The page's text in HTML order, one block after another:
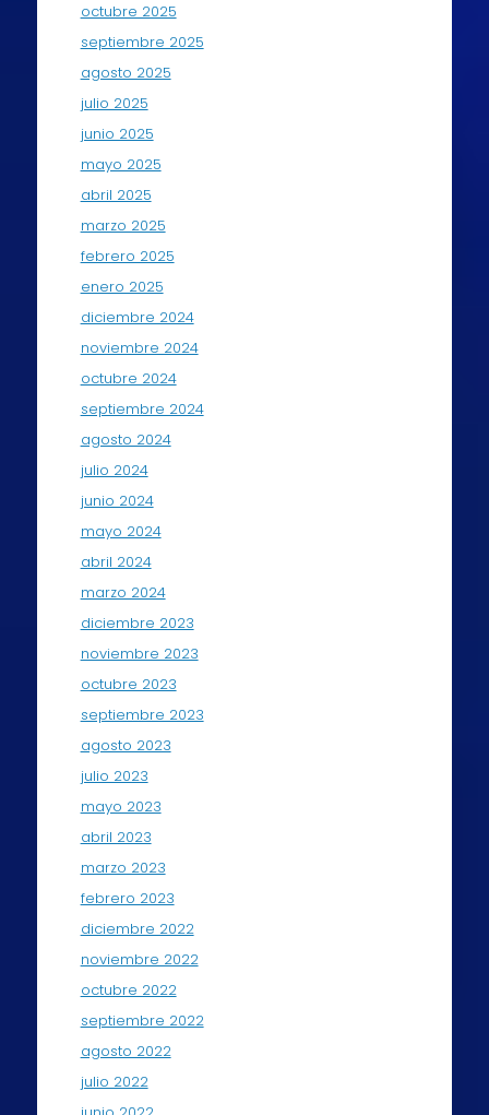
octubre 2025
septiembre 2025
agosto 2025
julio 2025
junio 2025
mayo 2025
abril 2025
marzo 2025
febrero 2025
enero 2025
diciembre 2024
noviembre 2024
octubre 2024
septiembre 2024
agosto 2024
julio 2024
junio 2024
mayo 2024
abril 2024
marzo 2024
diciembre 2023
noviembre 2023
octubre 2023
septiembre 2023
agosto 2023
julio 2023
mayo 2023
abril 2023
marzo 2023
febrero 2023
diciembre 2022
noviembre 2022
octubre 2022
septiembre 2022
agosto 2022
julio 2022